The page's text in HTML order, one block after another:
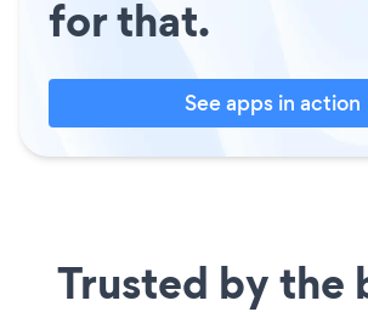
for that.
See apps in action
Trusted by the